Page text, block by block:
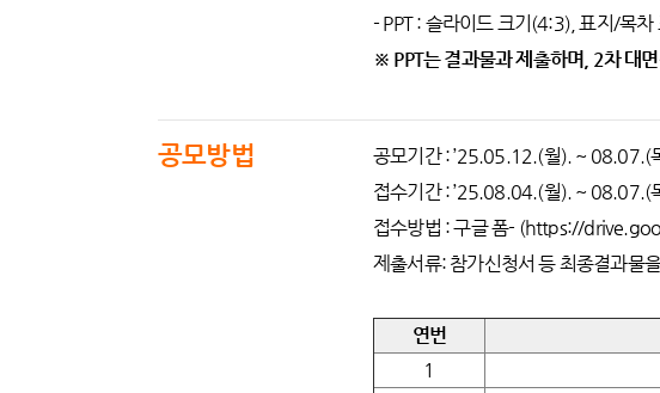
- PPT : 슬라이드 크기(4:3), 표지/목
※ PPT는 결과물과 제출하며, 2차 대
공모방법
공모기간 : ’25.05.12.(월). ~ 08.07.(
접수기간 : ’25.08.04.(월). ~ 08.07.(
접수방법 : 구글 폼- (https://
제출서류: 참가신청서 등 최종결과물
연번
1